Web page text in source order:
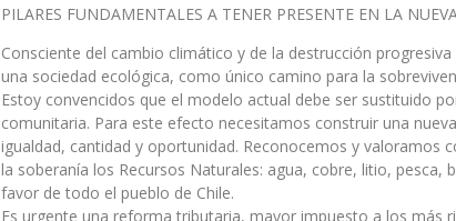
PILARES FUNDAMENTALES A TENER PRESENTE EN LA
Consciente del cambio climático y de la destrucción
una sociedad ecológica, como único camino para la
Estoy convencidos que el modelo actual debe ser sustituido
comunitaria. Para este efecto necesitamos construir una
igualdad, cantidad y oportunidad. Reconocemos y valoramos
la soberanía los Recursos Naturales: agua, cobre, litio, pesca,
favor de todo el pueblo de Chile.
Es urgente una reforma tributaria, mayor impuesto a los más